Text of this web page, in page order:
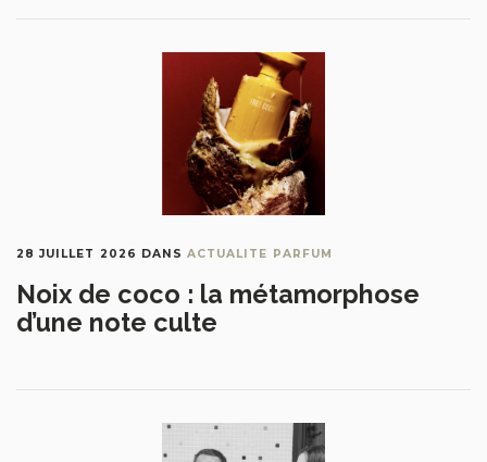
28 JUILLET 2026 DANSACTUALITE PARFUM
Noix de coco : la métamorphose
d’une note culte